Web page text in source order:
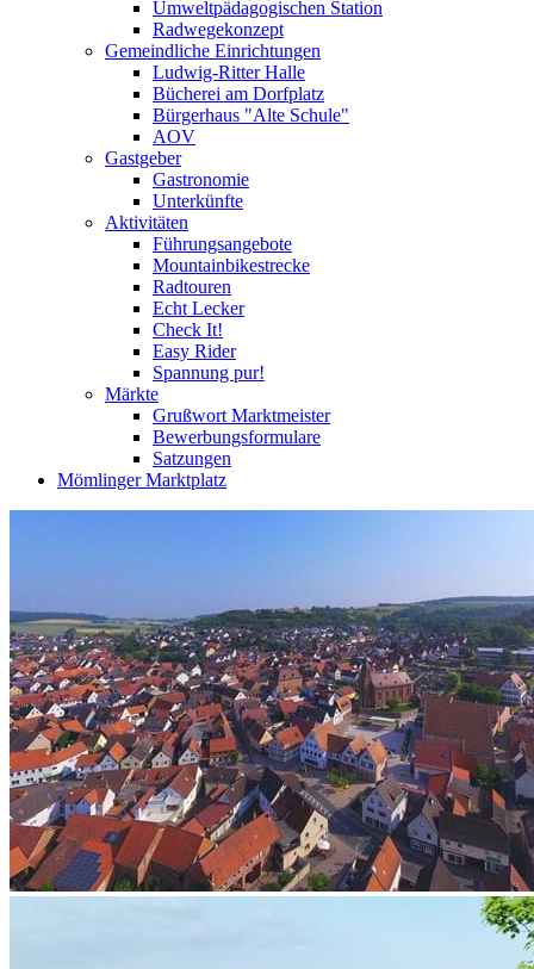
Umweltpädagogischen Station
Radwegekonzept
Gemeindliche Einrichtungen
Ludwig-Ritter Halle
Bücherei am Dorfplatz
Bürgerhaus "Alte Schule"
AOV
Gastgeber
Gastronomie
Unterkünfte
Aktivitäten
Führungsangebote
Mountainbikestrecke
Radtouren
Echt Lecker
Check It!
Easy Rider
Spannung pur!
Märkte
Grußwort Marktmeister
Bewerbungsformulare
Satzungen
Mömlinger Marktplatz